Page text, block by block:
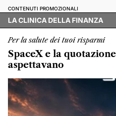
CONTENUTI PROMOZIONALI
LA CLINICA DELLA FINANZA
Per la salute dei tuoi risparmi
SpaceX e la
aspettavano